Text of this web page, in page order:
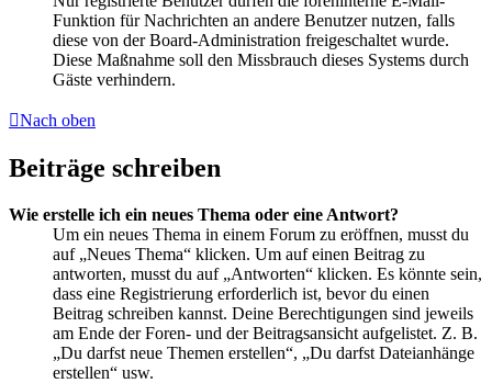
Funktion für Nachrichten an andere Benutzer nutzen, falls
diese von der Board-Administration freigeschaltet wurde.
Diese Maßnahme soll den Missbrauch dieses Systems durch
Gäste verhindern.
Nach oben
Beiträge schreiben
Wie erstelle ich ein neues Thema oder eine Antwort?
Um ein neues Thema in einem Forum zu eröffnen, musst du
auf „Neues Thema“ klicken. Um auf einen Beitrag zu
antworten, musst du auf „Antworten“ klicken. Es könnte sein,
dass eine Registrierung erforderlich ist, bevor du einen
Beitrag schreiben kannst. Deine Berechtigungen sind jeweils
am Ende der Foren- und der Beitragsansicht aufgelistet. Z. B.
„Du darfst neue Themen erstellen“, „Du darfst Dateianhänge
erstellen“ usw.